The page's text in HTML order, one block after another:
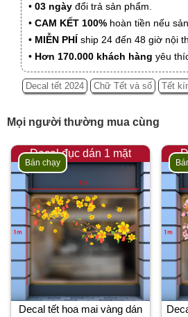
• 03 ngày đổi trả sản phẩm.
• CAM KẾT 100% hoàn tiền nếu
• MIỄN PHÍ ship 24 đến 48 giờ nội
• Hơn 170.000 khách hàng yêu
Decal tết 2024 Chữ Tết và số Tết
Mọi người thường mua cùng
Decal đục dán 1 mặt
Bán chạy
Decal tết hoa mai vàng dán